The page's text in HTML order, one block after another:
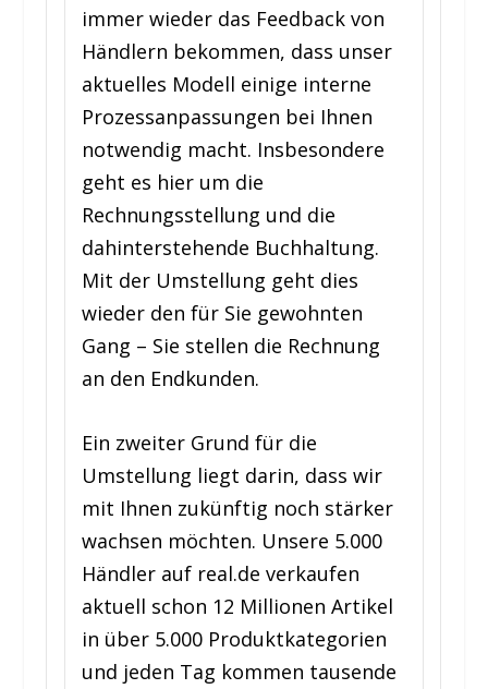
immer wieder das Feedback von
Händlern bekommen, dass unser
aktuelles Modell einige interne
Prozessanpassungen bei Ihnen
notwendig macht. Insbesondere
geht es hier um die
Rechnungsstellung und die
dahinterstehende Buchhaltung.
Mit der Umstellung geht dies
wieder den für Sie gewohnten
Gang – Sie stellen die Rechnung
an den Endkunden.
Ein zweiter Grund für die
Umstellung liegt darin, dass wir
mit Ihnen zukünftig noch stärker
wachsen möchten. Unsere 5.000
Händler auf real.de verkaufen
aktuell schon 12 Millionen Artikel
in über 5.000 Produktkategorien
und jeden Tag kommen tausende